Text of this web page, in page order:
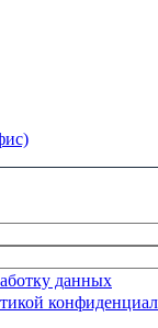
данных